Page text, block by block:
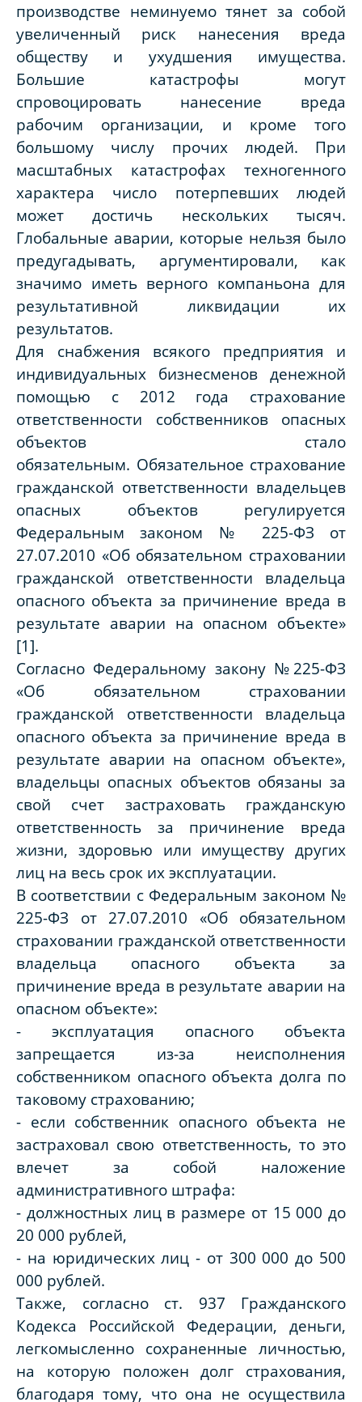
производстве неминуемо тянет за собой
увеличенный риск нанесения вреда
обществу и ухудшения имущества.
Большие катастрофы могут
спровоцировать нанесение вреда
рабочим организации, и кроме того
большому числу прочих людей. При
масштабных катастрофах техногенного
характера число потерпевших людей
может достичь нескольких тысяч.
Глобальные аварии, которые нельзя было
предугадывать, аргументировали, как
значимо иметь верного компаньона для
результативной ликвидации их
результатов.
Для снабжения всякого предприятия и
индивидуальных бизнесменов денежной
помощью с 2012 года страхование
ответственности собственников опасных
объектов стало
обязательным. Обязательное страхование
гражданской ответственности владельцев
опасных объектов регулируется
Федеральным законом № 225-ФЗ от
27.07.2010 «Об обязательном страховании
гражданской ответственности владельца
опасного объекта за причинение вреда в
результате аварии на опасном объекте»
[1].
Согласно Федеральному закону №225-ФЗ
«Об обязательном страховании
гражданской ответственности владельца
опасного объекта за причинение вреда в
результате аварии на опасном объекте»,
владельцы опасных объектов обязаны за
свой счет застраховать гражданскую
ответственность за причинение вреда
жизни, здоровью или имуществу других
лиц на весь срок их эксплуатации.
В соответствии с Федеральным законом №
225-ФЗ от 27.07.2010 «Об обязательном
страховании гражданской ответственности
владельца опасного объекта за
причинение вреда в результате аварии на
опасном объекте»:
- эксплуатация опасного объекта
запрещается из-за неисполнения
собственником опасного объекта долга по
таковому страхованию;
- если собственник опасного объекта не
застраховал свою ответственность, то это
влечет за собой наложение
административного штрафа:
- должностных лиц в размере от 15 000 до
20 000 рублей,
- на юридических лиц - от 300 000 до 500
000 рублей.
Также, согласно ст. 937 Гражданского
Кодекса Российской Федерации, деньги,
легкомысленно сохраненные личностью,
на которую положен долг страхования,
благодаря тому, что она не осуществила